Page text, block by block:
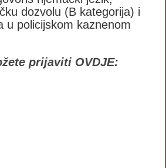
dozvolu (B kategorija) i
u policijskom kaznenom
prijaviti OVDJE: